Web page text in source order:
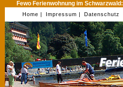
Fewo Ferienwohnung im Schwarzwald:
Home | Impressum | Datenschutz